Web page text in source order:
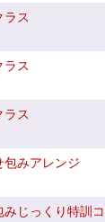
ラス
ラス
ラス
包みアレンジ
みじっくり特訓